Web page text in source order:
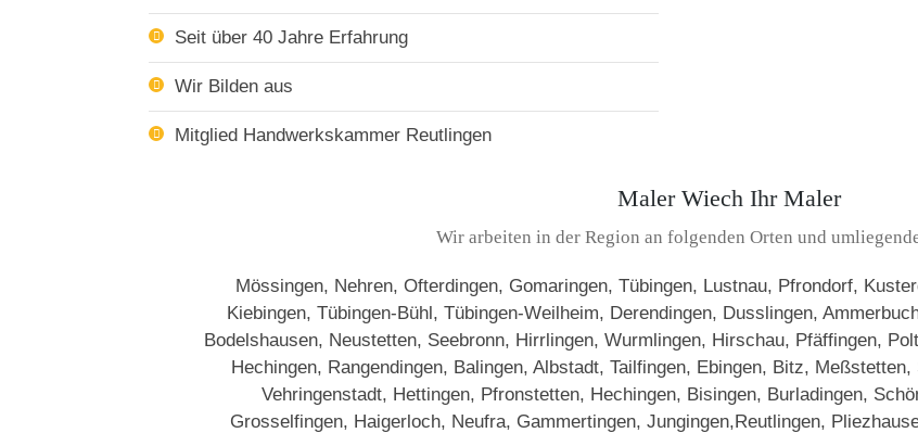
Seit über 40 Jahre Erfahrung
Wir Bilden aus
Mitglied Handwerkskammer Reutlingen
Maler Wiech Ihr Maler
Wir arbeiten in der Region an folgenden Orten und
Mössingen, Nehren, Ofterdingen, Gomaringen, Tübingen, Lustnau, Pfrondorf,
Kiebingen, Tübingen-Bühl, Tübingen-Weilheim, Derendingen, Dusslingen,
Bodelshausen, Neustetten, Seebronn, Hirrlingen, Wurmlingen, Hirschau, Pfäffingen,
Hechingen, Rangendingen, Balingen, Albstadt, Tailfingen, Ebingen, Bitz,
Vehringenstadt, Hettingen, Pfronstetten, Hechingen, Bisingen, Burladingen,
Grosselfingen, Haigerloch, Neufra, Gammertingen, Jungingen,Reutlingen,